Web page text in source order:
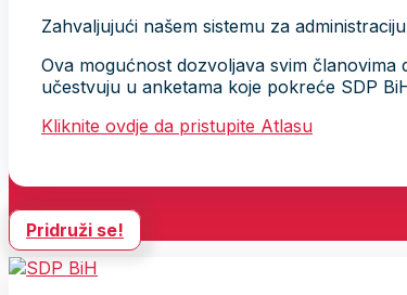
Zahvaljujući našem sistemu za
Ova mogućnost dozvoljava svim
učestvuju u anketama koje pokreće SDP
Kliknite ovdje da pristupite Atlasu
Pridruži se!